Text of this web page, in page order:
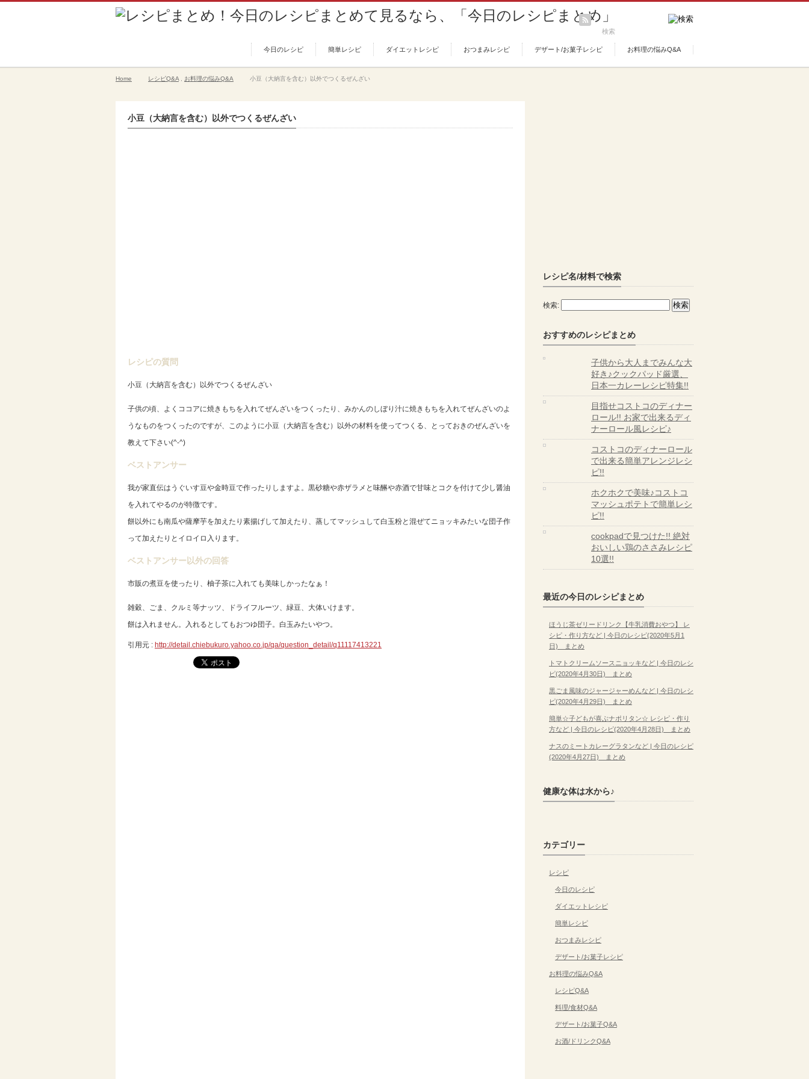
今日のレシピ 簡単レシピ ダイエットレシピ おつまみレシピ デザート/お菓子レシピ お料理の悩みQ&A
Home レシピQ&A お料理の悩みQ&A 小豆（大納言を含む）以外でつくるぜんざい
小豆（大納言を含む）以外でつくるぜんざい
レシピの質問
小豆（大納言を含む）以外でつくるぜんざい
子供の頃、よくココアに焼きもちを入れてぜんざいをつくったり、みかんのしぼり汁に焼きもちを入れてぜんざいのよ
うなものをつくったのですが、このように小豆（大納言を含む）以外の材料を使ってつくる、とっておきのぜんざいを
教えて下さい(^-^)
ベストアンサー
我が家直伝はうぐいす豆や金時豆で作ったりしますよ。黒砂糖や赤ザラメと味醂や赤酒で甘味とコクを付けて少し醤油
を入れてやるのが特徴です。
餅以外にも南瓜や薩摩芋を加えたり素揚げして加えたり、蒸してマッシュして白玉粉と混ぜてニョッキみたいな団子作
って加えたりとイロイロ入ります。
ベストアンサー以外の回答
市販の煮豆を使ったり、柚子茶に入れても美味しかったなぁ！
雑穀、ごま、クルミ等ナッツ、ドライフルーツ、緑豆、大体いけます。
餅は入れません。入れるとしてもおつゆ団子。白玉みたいやつ。
引用元 : http://detail.chiebukuro.yahoo.co.jp/qa/question_detail/q11117413221
レシピ名/材料で検索
検索:
おすすめのレシピまとめ
子供から大人までみんな大
好き♪クックパッド厳選、
日本一カレーレシピ特集!!
目指せコストコのディナー
ロール!! お家で出来るディ
ナーロール風レシピ♪
コストコのディナーロール
で出来る簡単アレンジレシ
ピ!!
ホクホクで美味♪コストコ
マッシュポテトで簡単レシ
ピ!!
cookpadで見つけた!! 絶対
おいしい鶏のささみレシピ
10選!!
最近の今日のレシピまとめ
ほうじ茶ゼリードリンク【牛乳消費おやつ】 レ
シピ・作り方など | 今日のレシピ(2020年5月1
日) まとめ
トマトクリームソースニョッキなど | 今日のレシ
ピ(2020年4月30日) まとめ
黒ごま風味のジャージャーめんなど | 今日のレシ
ピ(2020年4月29日) まとめ
簡単☆子どもが喜ぶナポリタン☆ レシピ・作り
方など | 今日のレシピ(2020年4月28日) まとめ
ナスのミートカレーグラタンなど | 今日のレシピ
(2020年4月27日) まとめ
健康な体は水から♪
カテゴリー
レシピ
今日のレシピ
ダイエットレシピ
簡単レシピ
おつまみレシピ
デザート/お菓子レシピ
お料理の悩みQ&A
レシピQ&A
料理/食材Q&A
デザート/お菓子Q&A
お酒/ドリンクQ&A